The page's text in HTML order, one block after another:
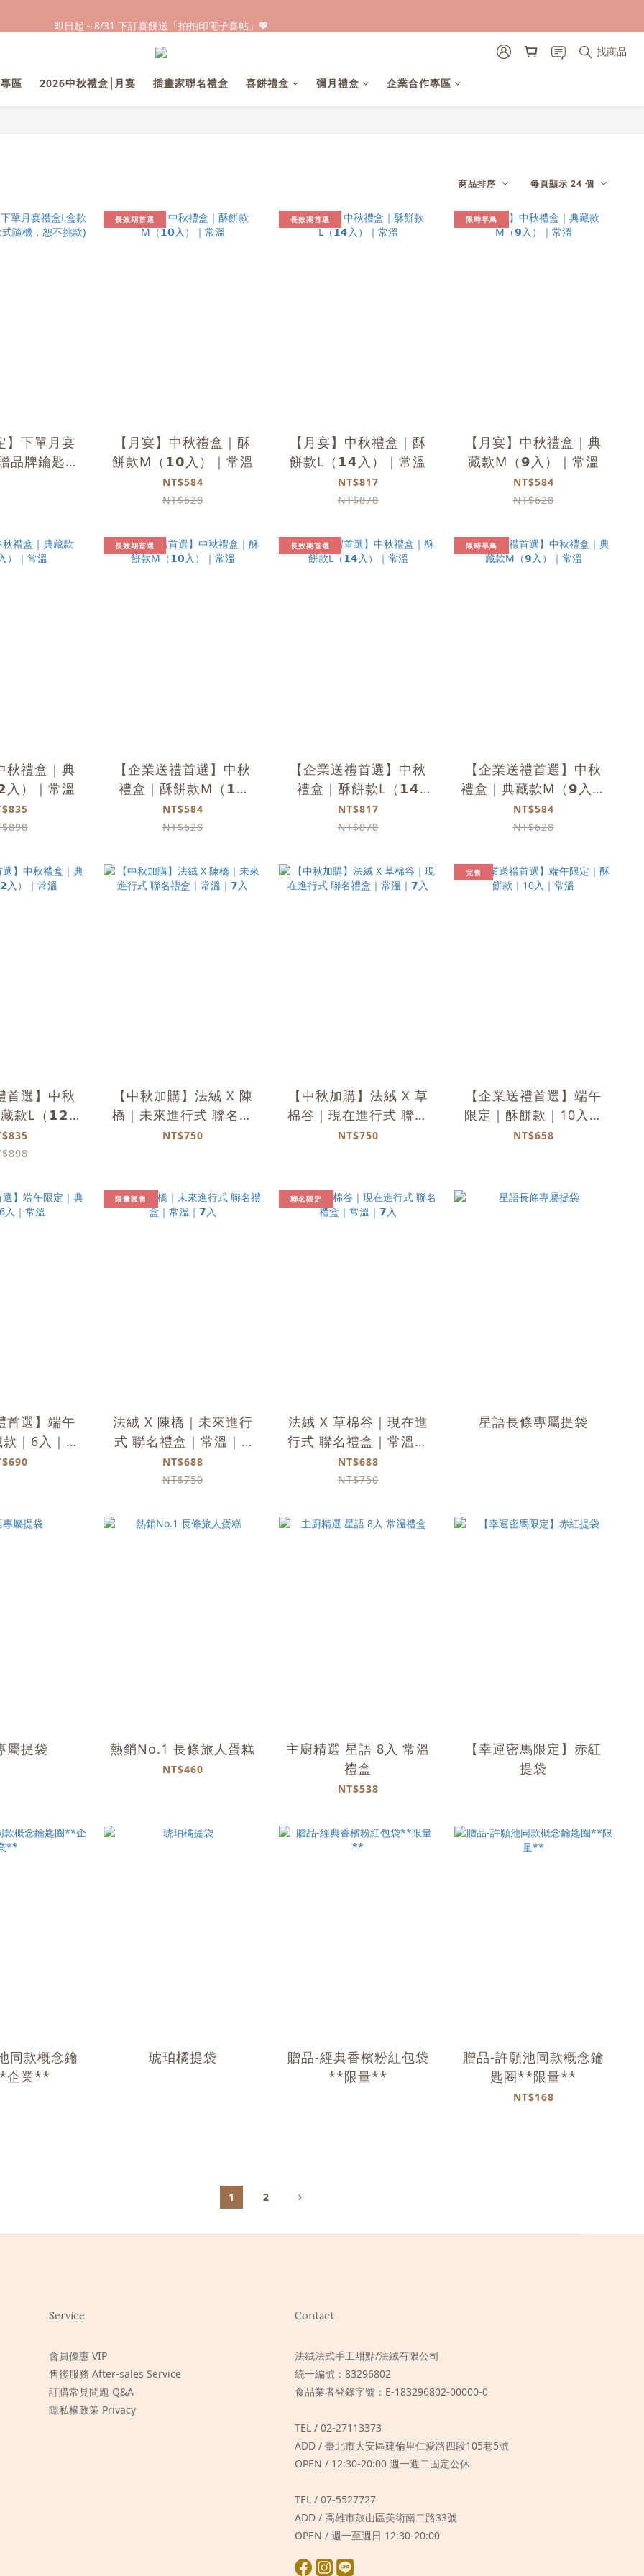
快閃優惠⏰ 馬年寶寶專屬試吃禮遇｜輸碼現折$100
早鳥倒數🌕單盒最低只要$584🔥滿萬即享大宗優惠
找商品
區 2026中秋禮盒⎮月宴 插畫家聯名禮盒 喜餅禮盒 彌月禮盒 企業合作專區
商品排序 每頁顯示 24 個
】下單月宴
品牌鑰匙圈
長效期首選
【月宴】中秋禮盒｜酥
餅款M（𝟭𝟬入）｜常溫
NT$584
NT$628
長效期首選
【月宴】中秋禮盒｜酥
餅款L（𝟭𝟰入）｜常溫
NT$817
NT$878
限時早鳥
【月宴】中秋禮盒｜典
藏款M（𝟵入）｜常溫
NT$584
NT$628
秋禮盒｜典
）｜常溫
長效期首選
【企業送禮首選】中秋
禮盒｜酥餅款M（𝟭𝟬
入）｜常溫
NT$584
NT$628
長效期首選
【企業送禮首選】中秋
禮盒｜酥餅款L（𝟭𝟰
入）｜常溫
NT$817
NT$878
限時早鳥
【企業送禮首選】中秋
禮盒｜典藏款M（𝟵入）
｜常溫
NT$584
NT$628
首選】中秋
款L（𝟭𝟮
常溫
【中秋加購】法絨 X 陳
橋｜未來進行式 聯名禮
盒｜常溫｜𝟳入
NT$750
【中秋加購】法絨 X 草
棉谷｜現在進行式 聯名
禮盒｜常溫｜𝟳入
NT$750
完售
【企業送禮首選】端午
限定｜酥餅款｜10入｜
常溫
NT$658
首選】端午
｜6入｜常
溫
限量販售
法絨 X 陳橋｜未來進行
式 聯名禮盒｜常溫｜𝟳
入
NT$688
NT$750
聯名限定
法絨 X 草棉谷｜現在進
行式 聯名禮盒｜常溫｜
𝟳入
NT$688
NT$750
星語長條專屬提袋
屬提袋 熱銷No.1 長條旅人蛋糕
NT$460
主廚精選 星語 8入 常溫
禮盒
NT$538
【幸運密馬限定】赤紅
提袋
同款概念鑰
企業**
琥珀橘提袋
贈品-經典香檳粉紅包袋
**限量**
贈品-許願池同款概念鑰
匙圈**限量**
NT$168
1 2
Service
會員優惠 VIP
售後服務 After-sales Service
訂購常見問題 Q&A
隱私權政策 Privacy
Contact
法絨法式手工甜點/法絨有限公司
統一編號：83296802
食品業者登錄字號：E-183296802-00000-0
TEL / 02-27113373
ADD / 臺北市大安區建倫里仁愛路四段105巷5號
OPEN / 12:30-20:00 週一週二固定公休
TEL / 07-5527727
ADD / 高雄市鼓山區美術南二路33號
OPEN / 週一至週日 12:30-20:00